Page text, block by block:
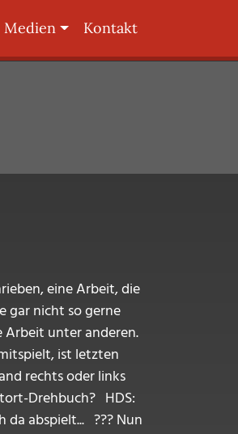
Medien Kontakt
eine Arbeit, die
gar nicht so gerne
Arbeit unter anderen.
ist letzten
rechts oder links
Drehbuch? HDS:
da abspielt... ??? Nun